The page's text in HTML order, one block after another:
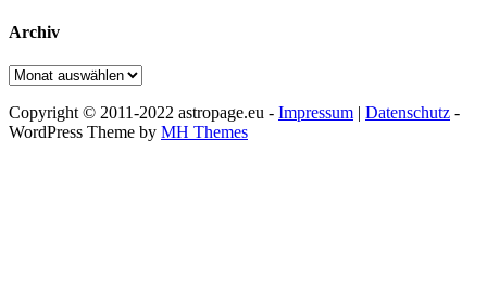
Archiv
Archiv
Copyright © 2011-2022 astropage.eu - Impressum | Datenschutz -
WordPress Theme by MH Themes